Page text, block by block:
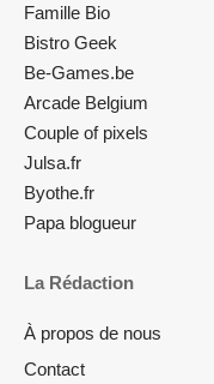
Famille Bio
Bistro Geek
Be-Games.be
Arcade Belgium
Couple of pixels
Julsa.fr
Byothe.fr
Papa blogueur
La Rédaction
À propos de nous
Contact